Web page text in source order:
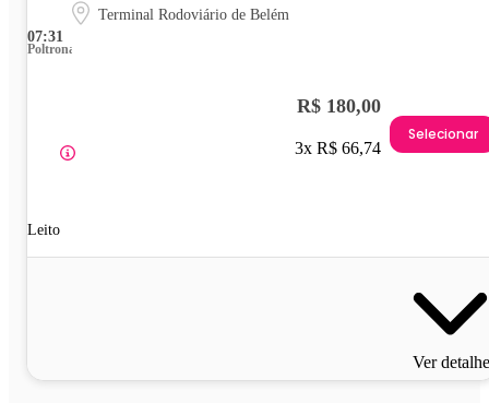
07:31
Terminal Rodoviário de Belém
Poltrona
Leito
R$ 180,00
3x R$ 66,74
Selecionar
Ver